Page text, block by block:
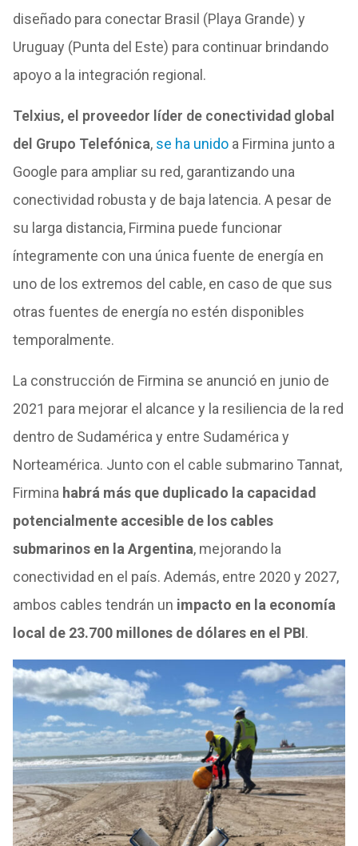
diseñado para conectar Brasil (Playa Grande) y
Uruguay (Punta del Este) para continuar brindando
apoyo a la integración regional.
Telxius, el proveedor líder de conectividad global
del Grupo Telefónica, se ha unidoa Firmina junto a
Google para ampliar su red, garantizando una
conectividad robusta y de baja latencia. A pesar de
su larga distancia, Firmina puede funcionar
íntegramente con una única fuente de energía en
uno de los extremos del cable, en caso de que sus
otras fuentes de energía no estén disponibles
temporalmente.
La construcción de Firmina se anunció en junio de
2021 para mejorar el alcance y la resiliencia de la red
dentro de Sudamérica y entre Sudamérica y
Norteamérica. Junto con el cable submarino Tannat,
Firmina habrá más que duplicado la capacidad
potencialmente accesible de los cables
submarinos en la Argentina, mejorando la
conectividad en el país. Además, entre 2020 y 2027,
ambos cables tendrán un impacto en la economía
local de 23.700 millones de dólares en el PBI.